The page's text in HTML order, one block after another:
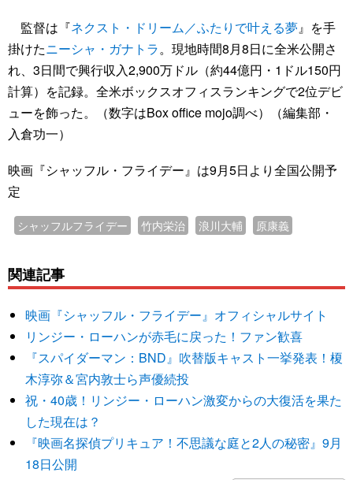
監督は『ネクスト・ドリーム／ふたりで叶える夢』を手
掛けたニーシャ・ガナトラ。現地時間8月8日に全米公開さ
れ、3日間で興行収入2,900万ドル（約44億円・1ドル150円
計算）を記録。全米ボックスオフィスランキングで2位デビ
ューを飾った。（数字はBox office mojo調べ）（編集部・
入倉功一）
映画『シャッフル・フライデー』は9月5日より全国公開予
定
シャッフルフライデー 竹内栄治 浪川大輔 原康義
関連記事
映画『シャッフル・フライデー』オフィシャルサイト
リンジー・ローハンが赤毛に戻った！ファン歓喜
『スパイダーマン：BND』吹替版キャスト一挙発表！榎
木淳弥＆宮内敦士ら声優続投
祝・40歳！リンジー・ローハン激変からの大復活を果た
した現在は？
『映画名探偵プリキュア！不思議な庭と2人の秘密』9月
18日公開